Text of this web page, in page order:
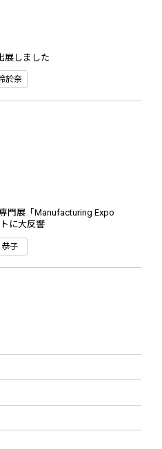
展しました
於奈
門展「Manufacturing Expo
に大反響
子